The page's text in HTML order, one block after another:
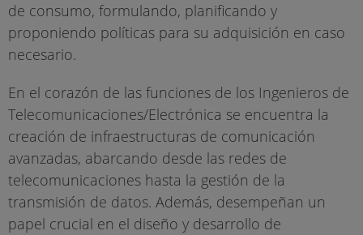
de consumo, formulando, planificando y
proponiendo políticas para su adquisición en caso
necesario.
En el corazón de las funciones de los Ingenieros de
Telecomunicaciones/Electrónica se encuentra la
creación de infraestructuras de comunicación
avanzadas, abarcando desde las redes de
telecomunicaciones hasta la gestión de la
transmisión de datos. Además, desempeñan un
papel crucial en el diseño y desarrollo de